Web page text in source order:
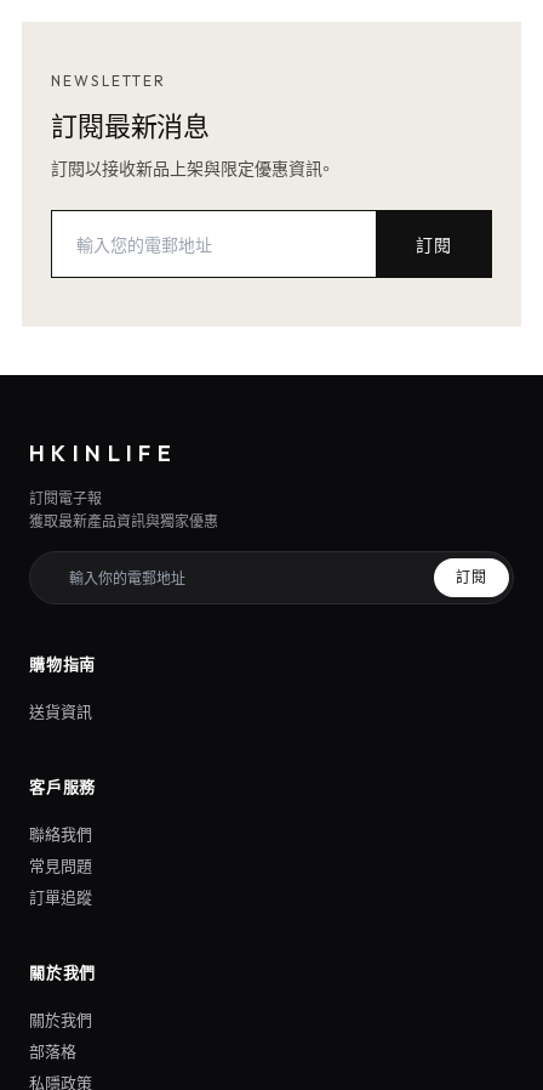
NEWSLETTER
訂閱最新消息
訂閱以接收新品上架與限定優惠資訊。
訂閱
HKINLIFE
訂閱電子報
獲取最新產品資訊與獨家優惠
訂閱
購物指南
送貨資訊
客戶服務
聯絡我們
常見問題
訂單追蹤
關於我們
關於我們
部落格
私隱政策